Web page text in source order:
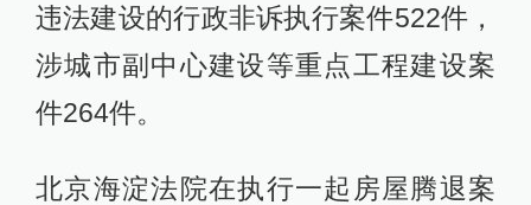
违法建设的行政非诉执行案件522件，
涉城市副中心建设等重点工程建设案
件264件。
北京海淀法院在执行一起房屋腾退案